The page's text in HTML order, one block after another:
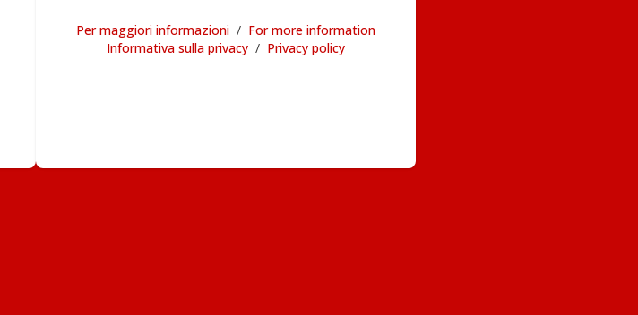
Per maggiori informazioni / For more information
Informativa sulla privacy / Privacy policy